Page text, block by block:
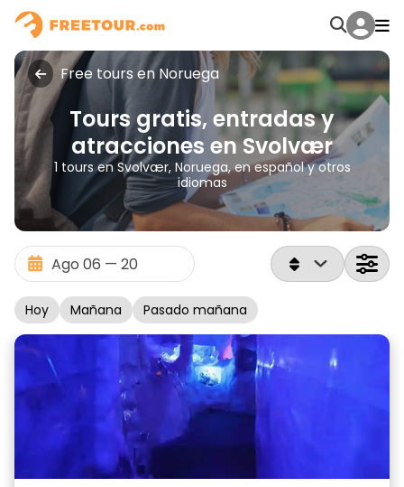
Free tours en Noruega
Tours gratis, entradas y
atracciones en Svolvær
1 tours en Svolvær, Noruega, en español y otros
idiomas
Hoy Mañana Pasado mañana